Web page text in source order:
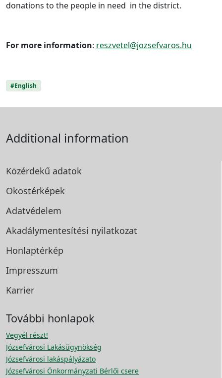
donations to the people in need in the district.
For more information: reszvetel@jozsefvaros.hu
#English
Additional information
Közérdekű adatok
Okostérképek
Adatvédelem
Akadálymentesítési nyilatkozat
Honlaptérkép
Impresszum
Karrier
További honlapok
Vegyél részt!
Józsefvárosi Lakásügynökség
Józsefvárosi lakáspályázato
Józsefvárosi Önkormányzati Bérlői csere